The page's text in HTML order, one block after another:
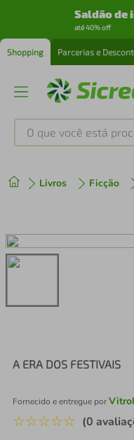
Saldão de
até 40% off
Shopping Parcerias e
O que você está
Livros Ficção
A ERA DOS FESTIVAIS
Fornecido e entregue por
☆☆☆☆☆ (0
2º cafeteira